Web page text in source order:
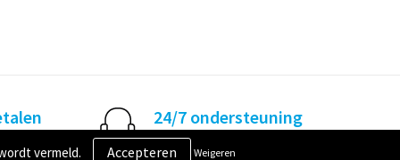
24/7 ondersteuning
Hulp nodig? Geen probleem!
vermeld. Weigeren